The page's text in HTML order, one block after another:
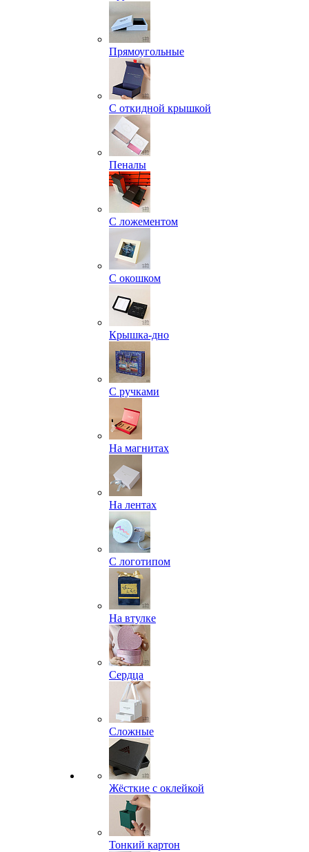
Прямоугольные
С откидной крышкой
Пеналы
С ложементом
С окошком
Крышка-дно
С ручками
На магнитах
На лентах
С логотипом
На втулке
Сердца
Сложные
Жёсткие с оклейкой
Тонкий картон